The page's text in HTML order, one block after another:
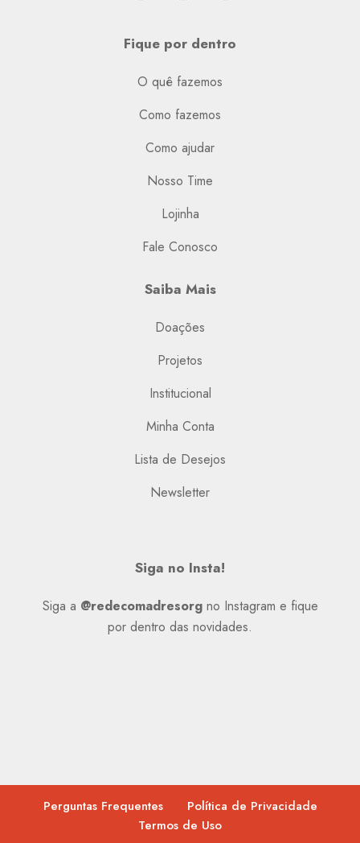
Fique por dentro
O quê fazemos
Como fazemos
Como ajudar
Nosso Time
Lojinha
Fale Conosco
Saiba Mais
Doações
Projetos
Institucional
Minha Conta
Lista de Desejos
Newsletter
Siga no Insta!
Siga a @redecomadresorg no Instagram e fique
por dentro das novidades.
Perguntas Frequentes
Política de Privacidade
Termos de Uso